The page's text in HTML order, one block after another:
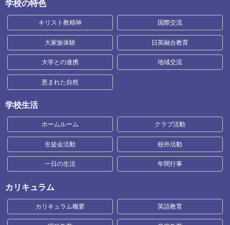
学校の特色
キリスト教精神 国際交流
大家族体験 日英融合教育
大学との連携 地域交流
恵まれた自然
学校生活
ホームルーム クラブ活動
生徒会活動 校外活動
一日の生活 年間行事
カリキュラム
カリキュラム概要 英語教育